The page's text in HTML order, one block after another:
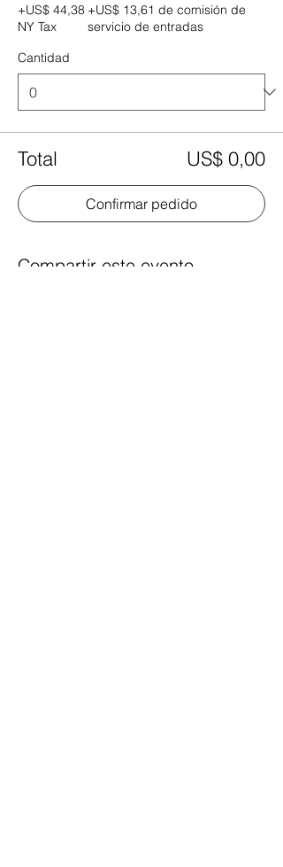
+US$ 44,38
NY Tax
+US$ 13,61 de comisión de
servicio de entradas
Cantidad
Total US$ 0,00
Confirmar pedido
Compartir este evento